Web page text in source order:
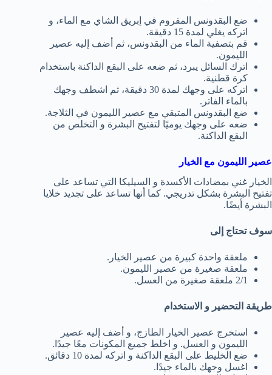
ضع البقدونس المفروم في إبريق الشاي مع الماء، و
اتركه يغلي لمدة 15 دقيقة.
قم بتصفية الماء من البقدونس، ثم أضف إليه عصير
الليمون.
اترك السائل يبرد، ثم ضعه على البقع الداكنة باستخدام
كرة قطنية.
اتركه على وجهك لمدة 30 دقيقة، ثم اشطف وجهك
بالماء الفاتر.
ضع البقدونس المتبقي مع عصير الليمون في الثلاجة.
ضعه على وجهك يوميًا لتفتيح البشرة و التخلص من
البقع الداكنة.
عصير الليمون مع الخيار
الخيار غني بمضادات الأكسدة و السيليكا التي تساعد على
تفتيح البشرة بشكل تدريجي. كما أنها تساعد على تجديد خلايا
البشرة أيضًا.
سوف تحتاج إلى
ملعقة واحدة كبيرة من عصير الخيار.
ملعقة صغيرة من عصير الليمون.
2/1 ملعقة صغيرة من العسل.
طريقة التحضير و الاستخدام
استخرج عصير الخيار الطازج، و أضف إليه عصير
الليمون و العسل. و اخلط جميع المكونات معًا جيدًا.
ضع الخليط على البقع الداكنة و اتركه لمدة 10 دقائق.
اغسل وجهك بالماء جيدًا.